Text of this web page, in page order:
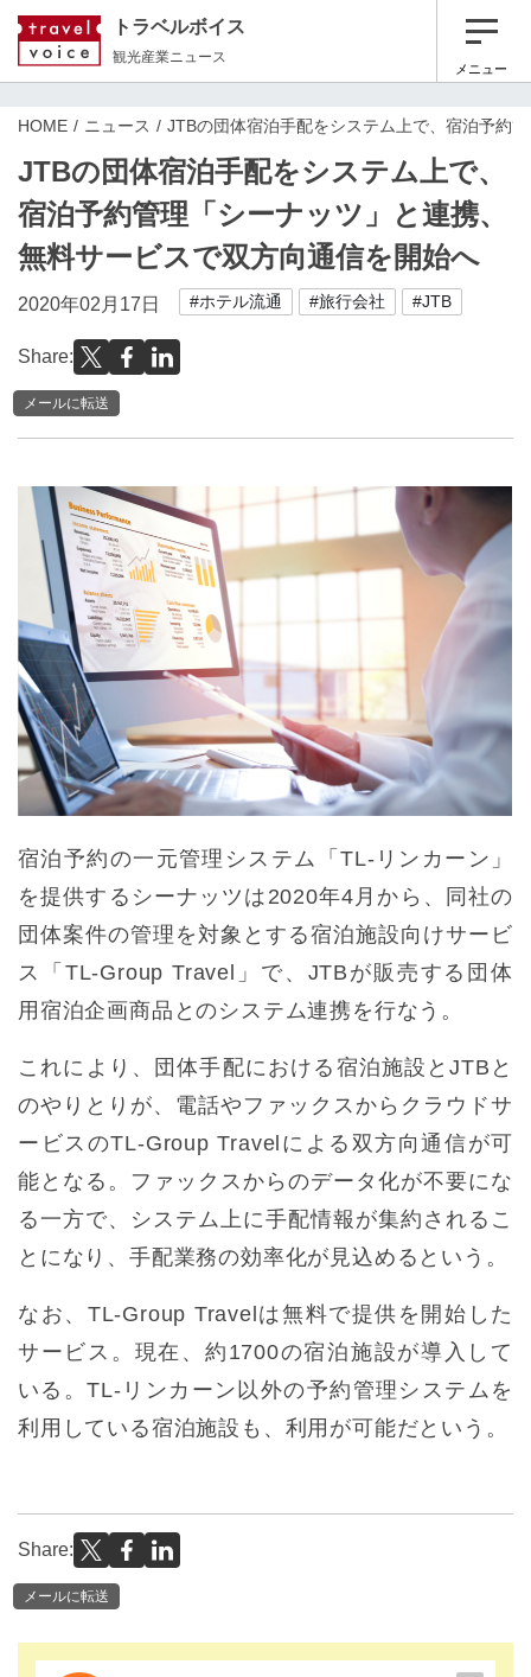
トラベルボイス
観光産業ニュース
メニュー
HOME ニュース JTBの団体宿泊手配をシステム上で、宿泊予約
JTBの団体宿泊手配をシステム上で、
宿泊予約管理「シーナッツ」と連携、
無料サービスで双方向通信を開始へ
2020年02月17日 #ホテル流通 #旅行会社 #JTB
Share:
メールに転送
宿泊予約の一元管理システム「TL-リンカーン」
を提供するシーナッツは2020年4月から、同社の
団体案件の管理を対象とする宿泊施設向けサービ
ス「TL-Group Travel」で、JTBが販売する団体
用宿泊企画商品とのシステム連携を行なう。
これにより、団体手配における宿泊施設とJTBと
のやりとりが、電話やファックスからクラウドサ
ービスのTL-Group Travelによる双方向通信が可
能となる。ファックスからのデータ化が不要にな
る一方で、システム上に手配情報が集約されるこ
とになり、手配業務の効率化が見込めるという。
なお、TL-Group Travelは無料で提供を開始した
サービス。現在、約1700の宿泊施設が導入して
いる。TL-リンカーン以外の予約管理システムを
利用している宿泊施設も、利用が可能だという。
Share:
メールに転送